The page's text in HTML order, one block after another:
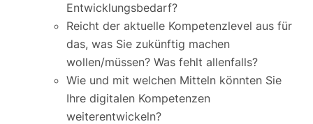
Entwicklungsbedarf?
Reicht der aktuelle Kompetenzlevel aus für
das, was Sie zukünftig machen
wollen/müssen? Was fehlt allenfalls?
Wie und mit welchen Mitteln könnten Sie
Ihre digitalen Kompetenzen
weiterentwickeln?